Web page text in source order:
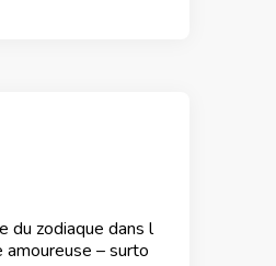
du zodiaque dans l
– surto